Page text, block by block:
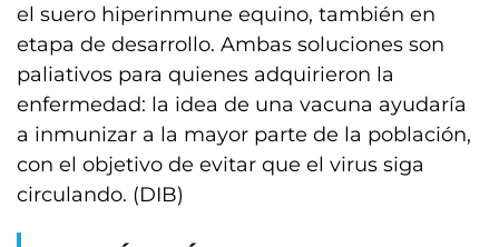
el suero hiperinmune equino, también en
etapa de desarrollo. Ambas soluciones son
paliativos para quienes adquirieron la
enfermedad: la idea de una vacuna ayudaría
a inmunizar a la mayor parte de la población,
con el objetivo de evitar que el virus siga
circulando. (DIB)